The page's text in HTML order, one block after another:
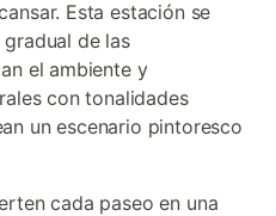
Esta estación se
de las
el ambiente y
con tonalidades
un escenario pintoresco
cada paseo en una